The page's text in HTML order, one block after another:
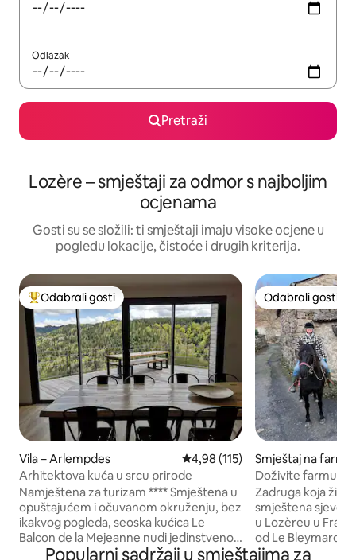
Odlazak
Pretraži
Lozère – smještaji za odmor s najboljim
ocjenama
Gosti su se složili: ti smještaji imaju visoke ocjene u
pogledu lokacije, čistoće i drugih kriterija.
Među najviše rangiranima s oznakom „Odabrali gosti”
Odabrali gosti
Vila – Arlempdes Prosječna ocjena: 4,98/5,
4,98 (115)
Arhitektova kuća u srcu prirode
Namještena za turizam **** Smještena u
opuštajućem i očuvanom okruženju, bez
ikakvog pogleda, seoska kućica Le
Balcon de la Mejeanne nudi jedinstveno
iskustvo koje kombinira veliku udobnost i
Odabrali gosti
Odabrali gosti
Smještaj na farmi
Doživite farmu iz
Zadruga koja živi
smještena
u Lozèreu u
od Le Bleymarda,
Trail. Udobna
Popularni sadržaji u smještajima za